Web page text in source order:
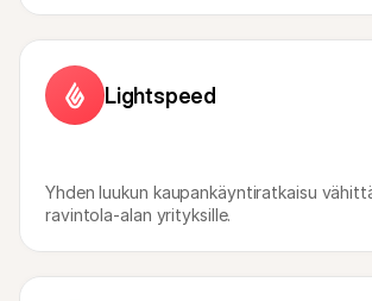
Lightspeed
Yhden luukun kaupankäyntiratkaisu
ravintola-alan yrityksille.